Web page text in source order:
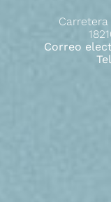
Carretera
Correo